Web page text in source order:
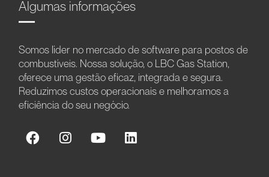
Algumas informações
Somos líder no mercado de software para postos de
combustíveis. Nossa solução, o LBC Gas Station,
oferece uma gestão eficaz, integrada e segura.
Reduzimos custos operacionais e melhoramos a
eficiência do seu negócio.